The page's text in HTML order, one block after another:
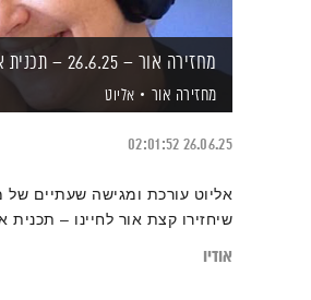
מחזירה אור – 26.6.25 – תכנית אחרונה
מחזירה אור אליוט
26.06.25
02:01:52
אליוט עורכת ומגישה שעתיים של
שיחזירו קצת אור לחיינו – תכנית
אודיו